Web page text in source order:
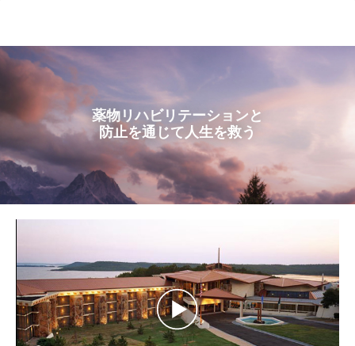
メ
ュ
薬物リハビリテーションと
防止を通じて人生を救う
Play